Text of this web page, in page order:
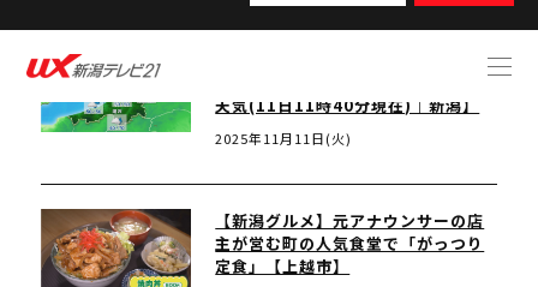
天気(11日11時40分現在)｜新潟】
2025年11月11日(火)
【新潟グルメ】元アナウンサーの店
主が営む町の人気食堂で「がっつり
定食」【上越市】